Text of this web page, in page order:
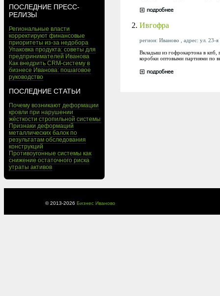
ПОСЛЕДНИЕ ПРЕСС-
РЕЛИЗЫ
Региональные власти
корректируют финансовые
приоритеты из-за недобора
Упаковка продукта: советы для
предпринимателей Иванова
Как внедрить CRM-систему в
бизнесе Иванова: пошаговое
руководство
ПОСЛЕДНИЕ СТАТЬИ
Почему возникают деформации
кровли при нарушении
жёсткости стропильной системы
Признаки деформаций
металлических балок по
результатам обследования
конструкций
Противоугонные системы как
снижение остаточного риска
утраты активов
2. Ивгофра
регион: Иваново , адрес: ул.
Вкладыш из гофрокартона в кпб,
коробки оптовыми партиями по
© 2013-2026 Бизнес Иваново